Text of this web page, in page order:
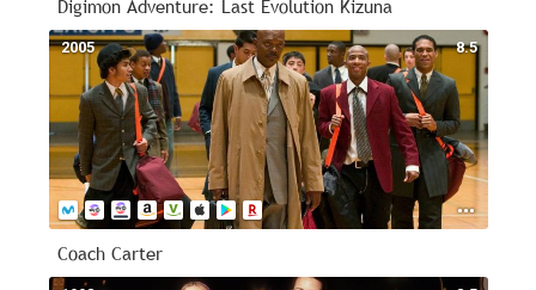
Digimon Adventure: Last Evolution Kizuna
8.5
2005
Coach Carter